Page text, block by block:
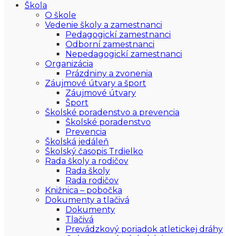
Škola
O škole
Vedenie školy a zamestnanci
Pedagogickí zamestnanci
Odborní zamestnanci
Nepedagogickí zamestnanci
Organizácia
Prázdniny a zvonenia
Záujmové útvary a šport
Záujmové útvary
Šport
Školské poradenstvo a prevencia
Školské poradenstvo
Prevencia
Školská jedáleň
Školský časopis Trdielko
Rada školy a rodičov
Rada školy
Rada rodičov
Knižnica – pobočka
Dokumenty a tlačivá
Dokumenty
Tlačivá
Prevádzkový poriadok atletickej dráhy